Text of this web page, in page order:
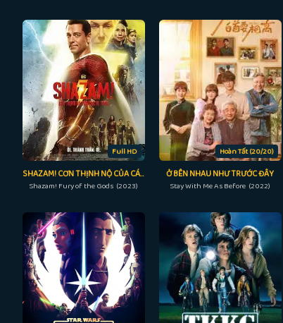
Full HD
SHAZAM! CƠN THỊNH NỘ CỦA CÁC VỊ THẦN
Shazam! Fury of the Gods (2023)
Hoàn Tất (20/20)
Ở BÊN NHAU NHƯ TRƯỚC ĐÂY
Stay With Me As Before (2022)